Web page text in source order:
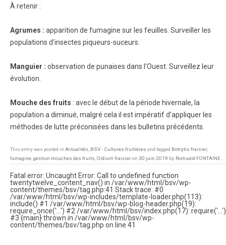
À retenir :
Agrumes : apparition de fumagine sur les feuilles. Surveiller les
populations d’insectes piqueurs-suceurs.
Manguier : observation de punaises dans l’Ouest. Surveillez leur
évolution.
Mouche des fruits : avec le début de la période hivernale, la
population a diminué, malgré cela il est impératif d’appliquer les
méthodes de lutte préconisées dans les bulletins précédents.
This entry was posted in Actualités, BSV - Cultures fruitières and tagged Botrytis fraisier,
fumagine,gestion mouches des fruits,Oïdium fraisieron 30 juin 2019 by Romuald FONTAINE.
Fatal error: Uncaught Error: Call to undefined function
twentytwelve_content_nav() in /var/www/html/bsv/wp-
content/themes/bsv/tag.php:41 Stack trace: #0
/var/www/html/bsv/wp-includes/template-loader.php(113):
include() #1 /var/www/html/bsv/wp-blog-header.php(19):
require_once('...') #2 /var/www/html/bsv/index.php(17): require('...')
#3 {main} thrown in /var/www/html/bsv/wp-
content/themes/bsv/tag.php on line 41